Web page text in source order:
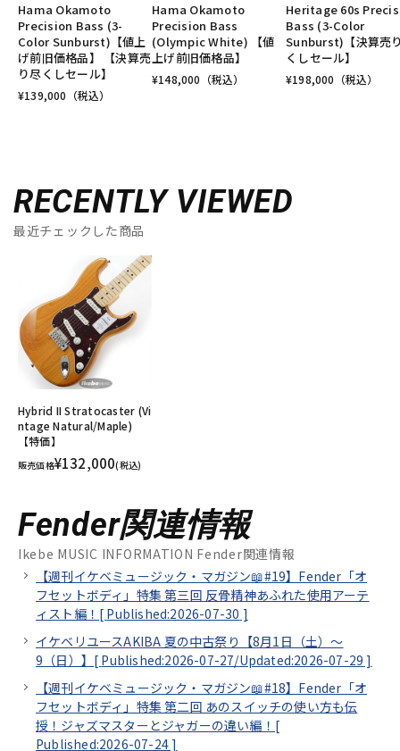
Hama Okamoto
Precision Bass (3-
Color Sunburst)【値上
げ前旧価格品】 【決算売
り尽くしセール】
¥139,000 （税込）
Hama Okamoto
Precision Bass
(Olympic White) 【値
上げ前旧価格品】
¥148,000 （税込）
Heritage 60s
Bass (3-Color
Sunburst)【決算売
くしセール】
¥198,000 （税込）
RECENTLY VIEWED
最近チェックした商品
Hybrid II Stratocaster (Vi
ntage Natural/Maple)
【特価】
販売価格¥132,000(税込)
Fender関連情報
Ikebe MUSIC INFORMATION Fender関連情報
【週刊イケベミュージック・マガジン📖#19】Fender「オ
フセットボディ」特集 第三回 反骨精神あふれた使用アーテ
ィスト編！[ Published:2026-07-30 ]
イケベリユースAKIBA 夏の中古祭り【8月1日（土）～
9（日）】[ Published:2026-07-27/Updated:2026-07-29 ]
【週刊イケベミュージック・マガジン📖#18】Fender「オ
フセットボディ」特集 第二回 あのスイッチの使い方も伝
授！ジャズマスターとジャガーの違い編！[
Published:2026-07-24 ]